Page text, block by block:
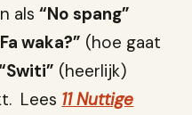
als“No spang”
waka?” (hoe gaat
(heerlijk)
Lees 11 Nuttige